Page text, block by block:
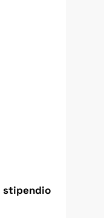
stipendio